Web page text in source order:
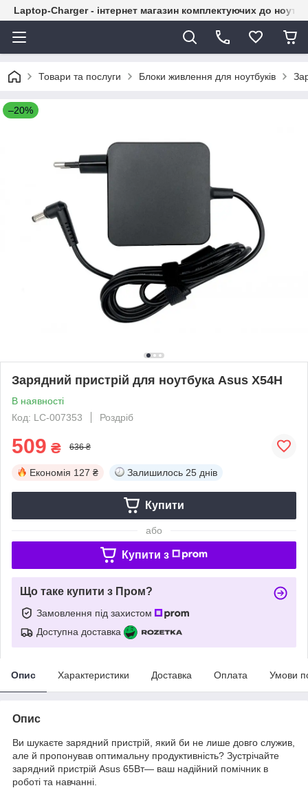
Laptop-Charger - інтернет магазин комплектуючих до
Товари та послуги Блоки живлення для ноутбуків
–20%
Зарядний пристрій для ноутбука Asus X54H
В наявності
Код: LC-007353
Роздріб
509 ₴ 636 ₴
Економія 127 ₴ Залишилось 25 днів
Купити
або
Купити з
Що таке купити з Пром?
Замовлення під захистом
Доступна доставка
Опис Характеристики Доставка Оплата Умови
Опис
Ви шукаєте зарядний пристрій, який би не лише довго служив,
але й пропонував оптимальну продуктивність? Зустрічайте
зарядний пристрій Asus 65Вт— ваш надійний помічник в
роботі та навчанні.